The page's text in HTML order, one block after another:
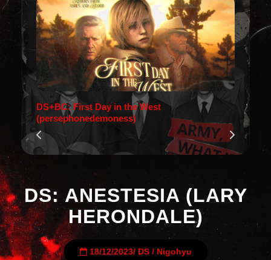
DS+BC: First Day in the West
(persephonedemoness)
DS: ANESTESIA (LARY
HERONDALE)
18/12/2023/ DS/ Nigohyu